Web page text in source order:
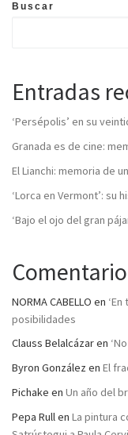
Buscar
Entradas
‘Persépolis’ en su
Granada es de cine:
El Lianchi: memoria de
‘Lorca en Vermont’: su
‘Bajo el ojo del gran
NORMA CABELLO en
posibilidades
Clauss Belalcázaren
Byron González en El
Pichake en Un año del
Pepa Rullen La pintura